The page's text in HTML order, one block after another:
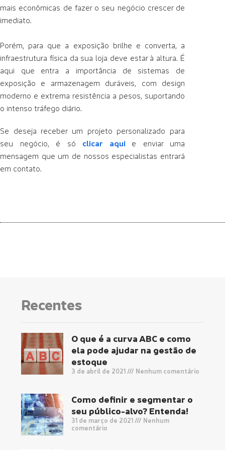
mais econômicas de fazer o seu negócio crescer de
imediato.
Porém, para que a exposição brilhe e converta, a
infraestrutura física da sua loja deve estar à altura. É
aqui que entra a importância de sistemas de
exposição e armazenagem duráveis, com design
moderno e extrema resistência a pesos, suportando
o intenso tráfego diário.
Se deseja receber um projeto personalizado para
seu negócio, é só clicar aqui
e enviar uma
mensagem que um de nossos especialistas entrará
em contato.
Recentes
O que é a curva ABC e como
ela pode ajudar na gestão de
estoque
3 de abril de 2021 Nenhum comentário
Como definir e segmentar o
seu público-alvo? Entenda!
31 de março de 2021
Nenhum
comentário